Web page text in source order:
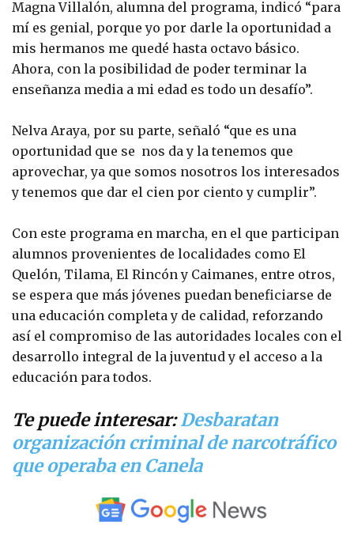
Magna Villalón, alumna del programa, indicó “para
mí es genial, porque yo por darle la oportunidad a
mis hermanos me quedé hasta octavo básico.
Ahora, con la posibilidad de poder terminar la
enseñanza media a mi edad es todo un desafío”.
Nelva Araya, por su parte, señaló “que es una
oportunidad que se nos da y la tenemos que
aprovechar, ya que somos nosotros los interesados
y tenemos que dar el cien por ciento y cumplir”.
Con este programa en marcha, en el que participan
alumnos provenientes de localidades como El
Quelón, Tilama, El Rincón y Caimanes, entre otros,
se espera que más jóvenes puedan beneficiarse de
una educación completa y de calidad, reforzando
así el compromiso de las autoridades locales con el
desarrollo integral de la juventud y el acceso a la
educación para todos.
Te puede interesar:Desbaratan
organización criminal de narcotráfico
que operaba en Canela